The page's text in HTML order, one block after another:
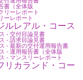
書（全体版
リーレポート
ーレポート
ルレアル・コース
- 交付目論見書
- 請求目論見書
- 最新の交付運用報告書
- 運用報告書（全体版
- マンスリーレポート
リカランド・コー